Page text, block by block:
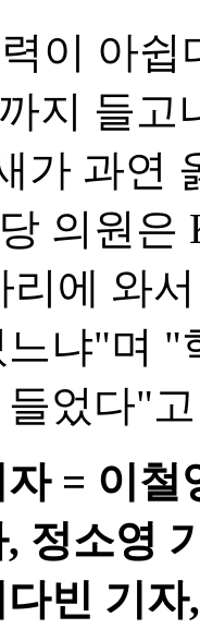
이 아
지 들고
가 과연
의원은
에 와
냐"며
었다"
= 이철
정소영
빈 기